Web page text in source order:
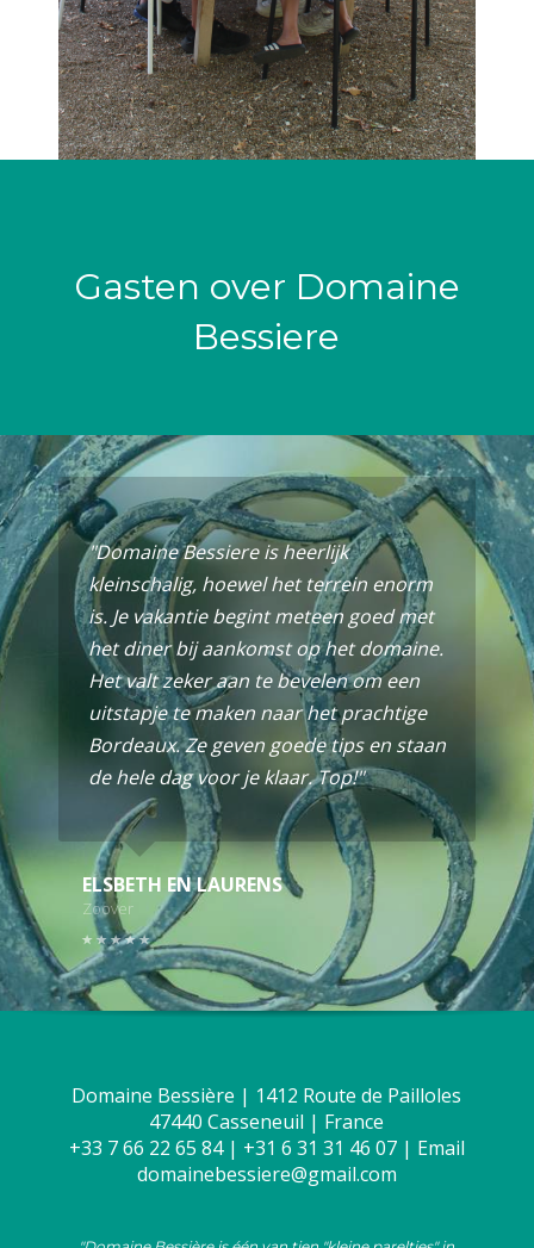
Gasten over Domaine
Bessiere
"Domaine Bessiere is heerlijk
kleinschalig, hoewel het terrein enorm
is. Je vakantie begint meteen goed met
het diner bij aankomst op het domaine.
Het valt zeker aan te bevelen om een
uitstapje te maken naar het prachtige
Bordeaux. Ze geven goede tips en staan
de hele dag voor je klaar. Top!"
ELSBETH EN LAURENS
Zoover
Domaine Bessière | 1412 Route de Pailloles
47440 Casseneuil | France
+33 7 66 22 65 84 | +31 6 31 31 46 07 | Email
domainebessiere@gmail.com